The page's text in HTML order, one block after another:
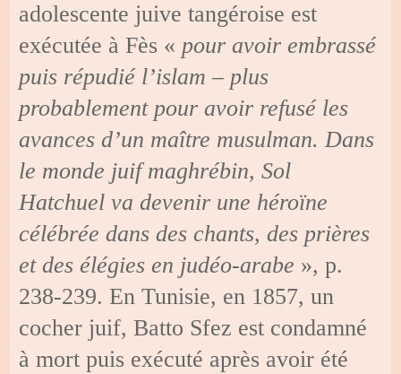
adolescente juive tangéroise est
exécutée à Fès « pour avoir embrassé
puis répudié l’islam – plus
probablement pour avoir refusé les
avances d’un maître musulman. Dans
le monde juif maghrébin, Sol
Hatchuel va devenir une héroïne
célébrée dans des chants, des prières
et des élégies en judéo-arabe », p.
238-239. En Tunisie, en 1857, un
cocher juif, Batto Sfez est condamné
à mort puis exécuté après avoir été